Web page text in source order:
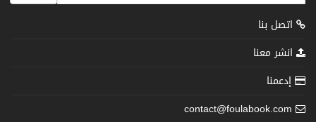
اتصل بنا
انشر معنا
إدعمنا
contact@foulabook.com